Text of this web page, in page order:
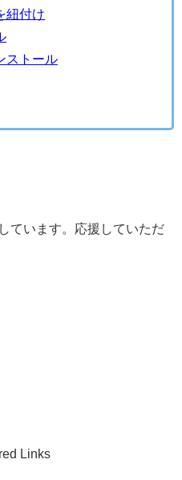
紐付け
ストール
ています。応援していただ
Links